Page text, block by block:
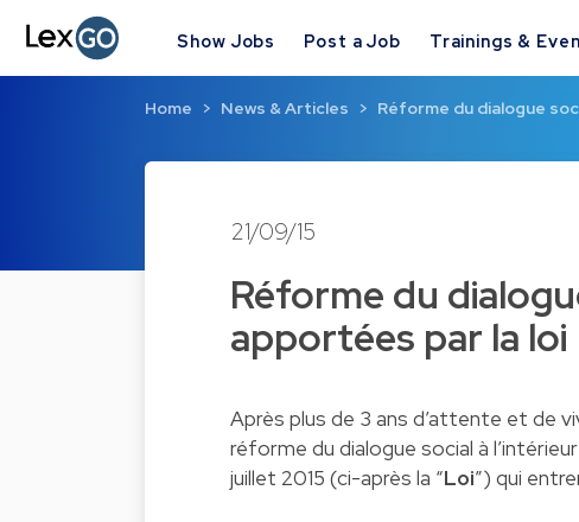
Show Jobs Post a Job Trainings &
Home News & Articles Réforme du dialogue
21/09/15
Réforme du
apportées par la loi
Après plus de 3 ans d’attente et de
réforme du dialogue social à
juillet 2015 (ci-après la “Loi”) qui